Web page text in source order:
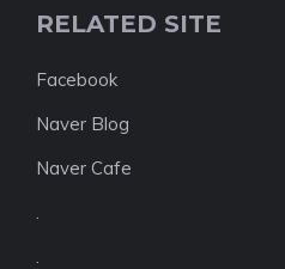
RELATED SITE
Facebook
Naver Blog
Naver Cafe
.
.